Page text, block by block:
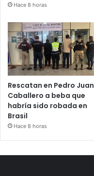
Hace 8 horas
Rescatan en Pedro Juan
Caballero a beba que
habría sido robada en
Brasil
Hace 8 horas